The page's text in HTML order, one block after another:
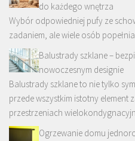
do każdego wnętrza
Wybór odpowiedniej pufy ze
zadaniem, ale wiele osób
Balustrady szklane –
nowoczesnym designie
Balustrady szklane to nie tylko
przede wszystkim istotny element
przestrzeniach
Ogrzewanie domu